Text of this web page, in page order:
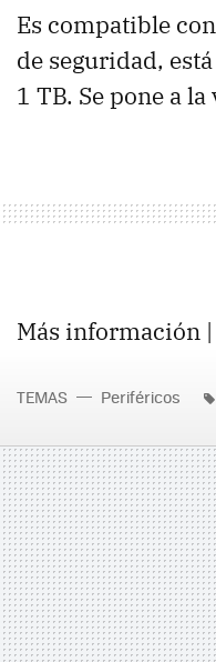
Es compatible
de seguridad,
1 TB. Se pone a
Más información |
TEMAS Periféricos